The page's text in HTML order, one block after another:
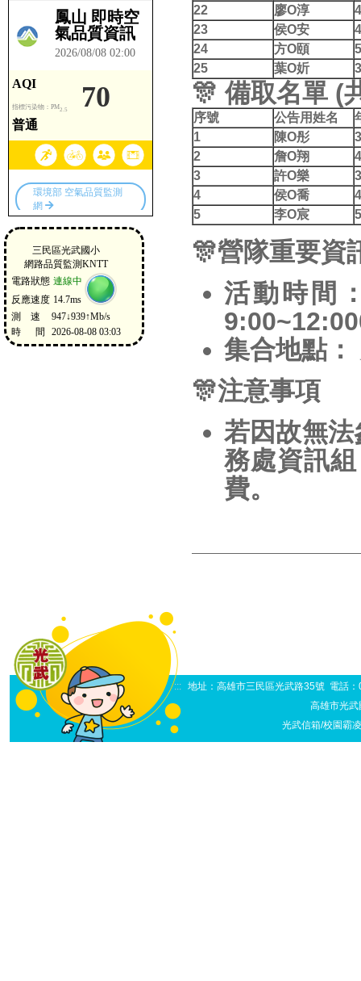
22
廖O淳
4
23
侯O安
4
24
方O頤
5
25
葉O妡 3
🎊備取名單 (
序號 公告用姓名
1
陳O彤
3
2
詹O翔
4
3
許O樂
3
4
侯O喬
4
5
李O宸 5
🎊營隊重要資
活動時間
9:00~12:00
集合地點：
🎊注意事項
若因故無法
務處資訊組
費。
:::
地址：高雄市三民區光武路35號 電話
高雄市光
光武信箱/校園霸